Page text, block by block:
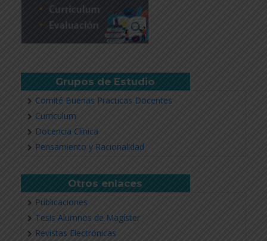
Grupos de Estudio
Comité Buenas Practicas Docentes
Currículum
Docencia Clínica
Pensamiento y Racionalidad
Otros enlaces
Publicaciones
Tesis Alumnos de Magíster
Revistas Electrónicas